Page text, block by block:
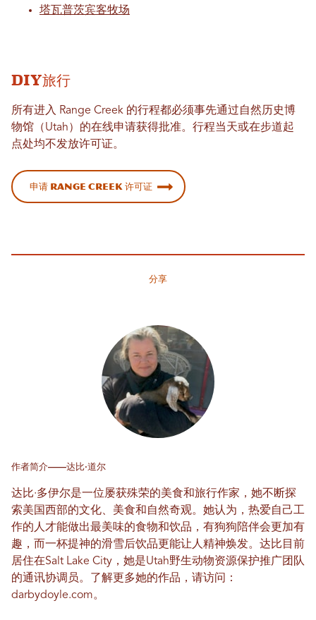
塔瓦普茨宾客牧场
DIY旅行
所有进入 Range Creek 的行程都必须事先通过自然历史博
物馆（Utah）的在线申请获得批准。行程当天或在步道起
点处均不发放许可证。
申请 Range Creek 许可证
分享
作者简介——达比·道尔
达比·多伊尔是一位屡获殊荣的美食和旅行作家，她不断探
索美国西部的文化、美食和自然奇观。她认为，热爱自己工
作的人才能做出最美味的食物和饮品，有狗狗陪伴会更加有
趣，而一杯提神的滑雪后饮品更能让人精神焕发。达比目前
居住在Salt Lake City，她是Utah野生动物资源保护推广团队
的通讯协调员。了解更多她的作品，请访问：
darbydoyle.com。